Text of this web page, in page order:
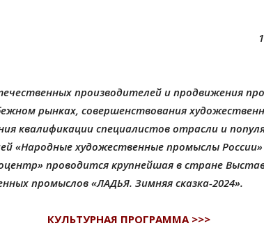
производителей и продвижения
рынках, совершенствования
квалификации специалистов отрасли и
«Народные художественные промыслы России»
проводится крупнейшая в стране
промыслов «ЛАДЬЯ. Зимняя сказка-2024».
КУЛЬТУРНАЯ ПРОГРАММА >>>